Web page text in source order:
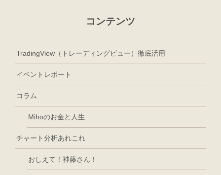
コンテンツ
TradingView（トレーディングビュー）徹底活用
イベントレポート
コラム
Mihoのお金と人生
チャート分析あれこれ
おしえて！神藤さん！